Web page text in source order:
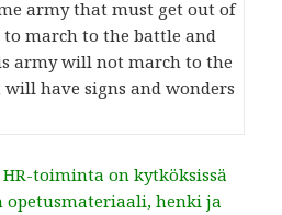
army that must get out of
march to the battle and
army will not march to the
have signs and wonders
toiminta on kytköksissä
opetusmateriaali, henki ja